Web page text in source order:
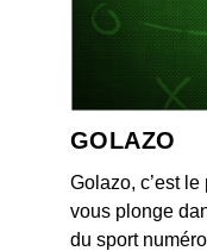
GOLAZO
Golazo, c’est
vous plonge
du sport